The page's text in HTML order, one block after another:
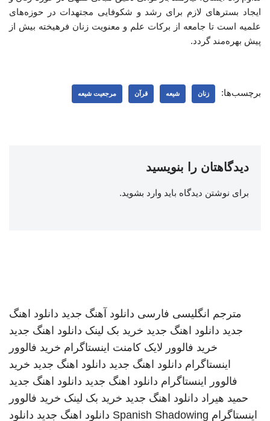
ایجاد بسترهای لازم برای رشد و شکوفایی مجتهدات در حوزه‌های
علمیه است تا جامعه از برکات علم و معنویت زنان فرهیخته بیش از
پیش بهره‌مند گردد.
برچسب‌ها: زنان شیعه قرآن مرجعیت شیعه
دیدگاهتان را بنویسید
برای نوشتن دیدگاه باید وارد بشوید.
مترجم انگلیسی فارسی دانلود آهنگ جدید دانلود اهنگ
جدید دانلود اهنگ جدید خرید بک لینک دانلود اهنگ جدید
خرید فالوور لایک کامنت اینستاگرام خرید فالوور
اینستاگرام دانلود اهنگ جدید دانلود اهنگ جدید خرید
فالوور اینستاگرام دانلود اهنگ جدید دانلود اهنگ جدید
حمید هیراد دانلود اهنگ جدید خرید بک لینک خرید فالوور
اینستاگرام Spanish Shadowing دانلود اهنگ جدید دانلود